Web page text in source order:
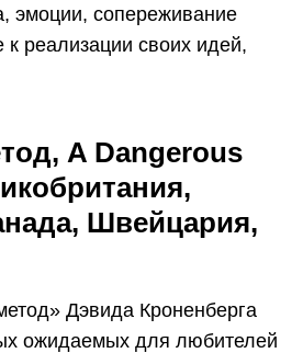
эмоции, сопереживание
реализации своих идей,
A Dangerous
Швейцария,
Дэвида Кроненберга
ожидаемых для любителей